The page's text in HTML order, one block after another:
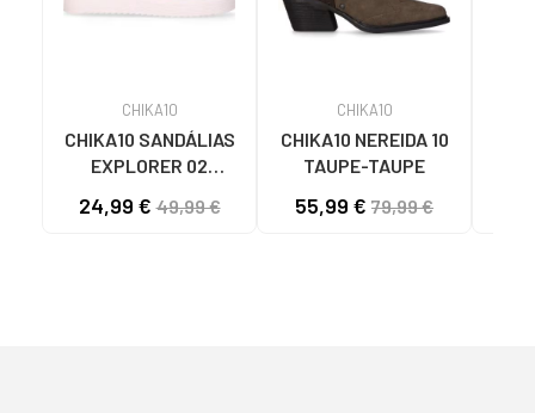
CHIKA10
CHIKA10 SANDÁLIAS
EXPLORER 02
PLATAFORMA
24,99 €49,99 €
CHIKA10
CHIKA10 NEREIDA 10
TAUPE-TAUPE
55,99 € 79,99 €